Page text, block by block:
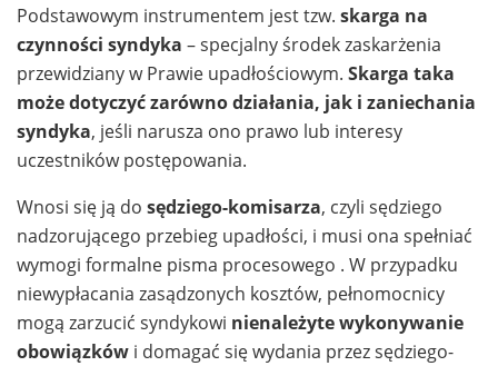
Podstawowym instrumentem jest tzw. skarga na
czynności syndyka – specjalny środek zaskarżenia
przewidziany w Prawie upadłościowym. Skarga taka
może dotyczyć zarówno działania, jak i zaniechania
syndyka, jeśli narusza ono prawo lub interesy
uczestników postępowania.
Wnosi się ją do sędziego-komisarza, czyli sędziego
nadzorującego przebieg upadłości, i musi ona spełniać
wymogi formalne pisma procesowego . W przypadku
niewypłacania zasądzonych kosztów, pełnomocnicy
mogą zarzucić syndykowi nienależyte wykonywanie
obowiązków i domagać się wydania przez sędziego-